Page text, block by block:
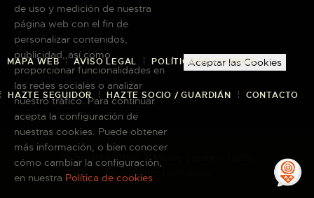
MAPA WEB AVISO LEGAL POLÍTICA DE COOKIES
HAZTE SEGUIDOR HAZTE SOCIO / GUARDIÁN CONTACTO
Copyright © 2026 El Museo Canario · Todos
los derechos reservados
de uso y medición de nuestra
página web con el fin de
personalizar contenidos,
publicidad, así como
proporcionar funcionalidades en
las redes sociales o analizar
nuestro tráfico. Para continuar
acepta la configuración de
nuestras cookies. Puede obtener
más información, o bien conocer
cómo cambiar la configuración,
en nuestra Política de cookies
Aceptar las Cookies